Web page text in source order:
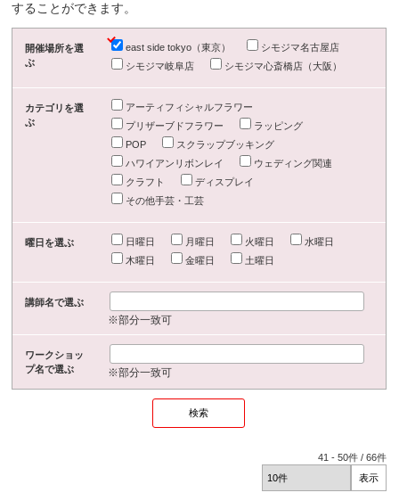
することができます。
開催場所を選
ぶ
east side tokyo（東京）
シモジマ名古屋店
シモジマ岐阜店
シモジマ心斎橋店（大阪）
カテゴリを選
ぶ
アーティフィシャルフラワー
プリザーブドフラワー
ラッピング
POP
スクラップブッキング
ハワイアンリボンレイ
ウェディング関連
クラフト
ディスプレイ
その他手芸・工芸
曜日を選ぶ 日曜日 月曜日 火曜日
水曜日
木曜日
金曜日 土曜日
講師名で選ぶ
※部分一致可
ワークショッ
プ名で選ぶ
※部分一致可
41 -50件 /66件